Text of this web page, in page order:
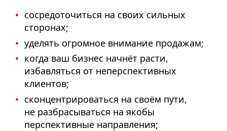
сосредоточиться на своих сильных
сторонах;
уделять огромное внимание продажам;
когда ваш бизнес начнёт расти,
избавляться от неперспективных
клиентов;
сконцентрироваться на своём пути,
не разбрасываться на якобы
перспективные направления;